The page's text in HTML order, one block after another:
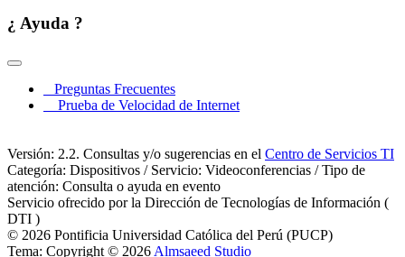
¿ Ayuda ?
Preguntas Frecuentes
Prueba de Velocidad de Internet
Versión: 2.2. Consultas y/o sugerencias en el Centro de Servicios TI
Categoría: Dispositivos / Servicio: Videoconferencias / Tipo de
atención: Consulta o ayuda en evento
Servicio ofrecido por la Dirección de Tecnologías de Información (
DTI )
© 2026 Pontificia Universidad Católica del Perú (PUCP)
Tema: Copyright © 2026 Almsaeed Studio